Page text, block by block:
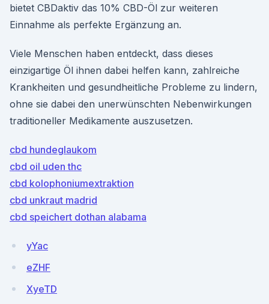
bietet CBDaktiv das 10% CBD-Öl zur weiteren
Einnahme als perfekte Ergänzung an.
Viele Menschen haben entdeckt, dass dieses
einzigartige Öl ihnen dabei helfen kann, zahlreiche
Krankheiten und gesundheitliche Probleme zu lindern,
ohne sie dabei den unerwünschten Nebenwirkungen
traditioneller Medikamente auszusetzen.
cbd hundeglaukom
cbd oil uden thc
cbd kolophoniumextraktion
cbd unkraut madrid
cbd speichert dothan alabama
yYac
eZHF
XyeTD